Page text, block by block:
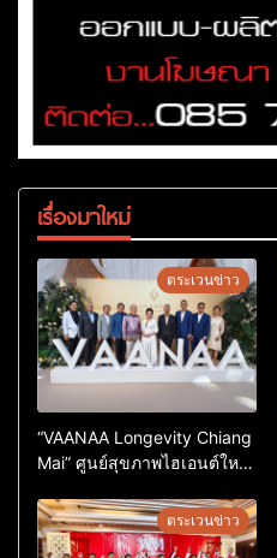
เรื่องมาใหม่
ตระเวนข่าว
“VAANAA Longevity Chiang
Mai” ศูนย์สุขภาพไฮเอนต์ใหญ่
ตระเวนข่าว